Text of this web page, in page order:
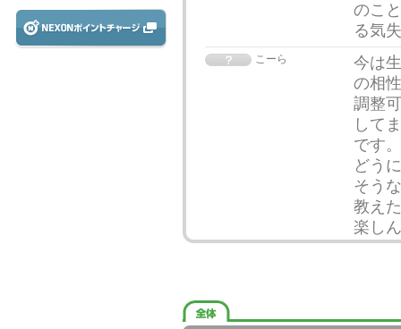
のこ
る気
こーら
今は
の相
調整
して
です
どう
そう
教え
楽し